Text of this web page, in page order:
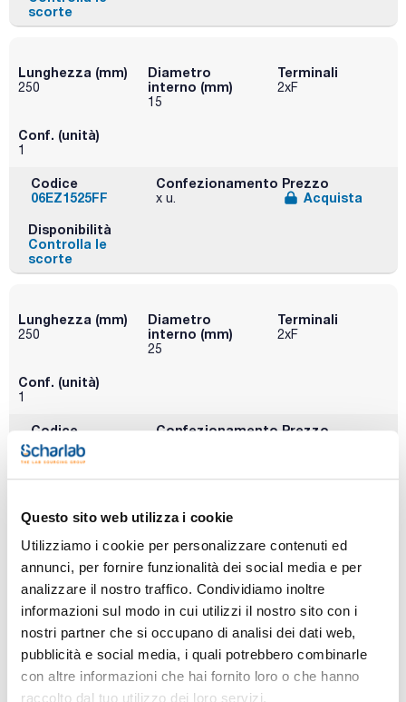
Questo sito web utilizza i cookie
Utilizziamo i cookie per personalizzare contenuti ed
annunci, per fornire funzionalità dei social media e per
analizzare il nostro traffico. Condividiamo inoltre
informazioni sul modo in cui utilizzi il nostro sito con i
nostri partner che si occupano di analisi dei dati web,
pubblicità e social media, i quali potrebbero combinarle
con altre informazioni che hai fornito loro o che hanno
raccolto dal tuo utilizzo dei loro servizi.
scorte
Lunghezza (mm)
250
Diametro
interno (mm)
15
Terminali
2xF
Conf. (unità)
1
Codice
06EZ1525FF
Confezionamento
x u.
Prezzo
Acquista
Disponibilità
Controlla le
scorte
Lunghezza (mm)
250
Diametro
interno (mm)
25
Terminali
2xF
Conf. (unità)
1
Codice
06EZ2525FF
ConfezionamentoPrezzo
Disponibilità
Lunghezza (mm)
Diametro
interno (mm)
35
Terminali
2xF
Conf. (unità)
Codice
06EZ3525FF
Confezionamento
x u.
Prezzo